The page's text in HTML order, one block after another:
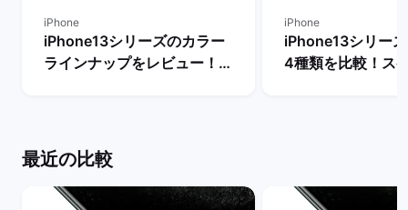
iPhone
iPhone13シリーズのカラー
ラインナップをレビュー！
iPhone
iPhone13シリー
4種類を比較！ス
最近の比較